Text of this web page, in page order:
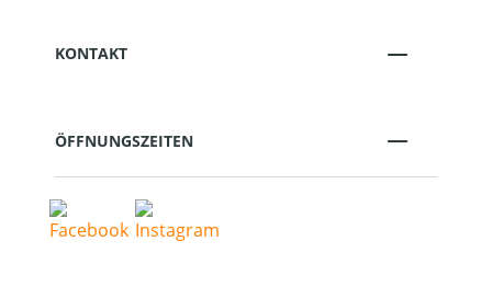
KONTAKT
ÖFFNUNGSZEITEN